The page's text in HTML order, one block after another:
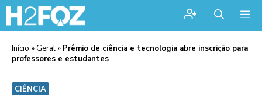
Início » Geral » Prêmio de ciência e tecnologia abre inscrição para
professores e estudantes
CIÊNCIA